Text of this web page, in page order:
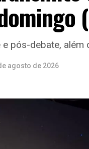
pós-debate,
agosto de 2026